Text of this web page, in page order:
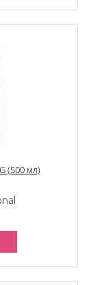
(500 мл)